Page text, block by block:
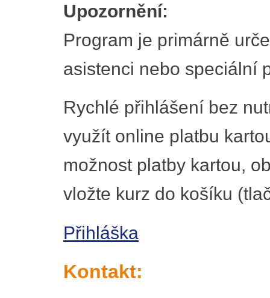
Upozornění:
Program je primárně
asistenci nebo speciální
Rychlé přihlášení bez
využít online platbu
možnost platby kartou,
vložte kurz do košíku
Přihláška
Kontakt: